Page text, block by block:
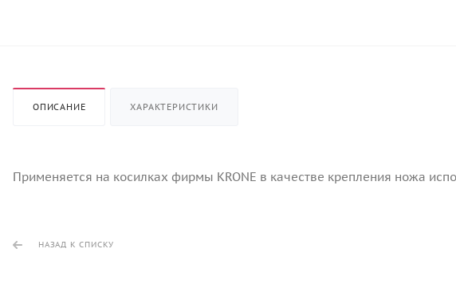
ОПИСАНИЕ ХАРАКТЕРИСТИКИ
Применяется на косилках фирмы KRONE в качестве крепления ножа
НАЗАД К СПИСКУ